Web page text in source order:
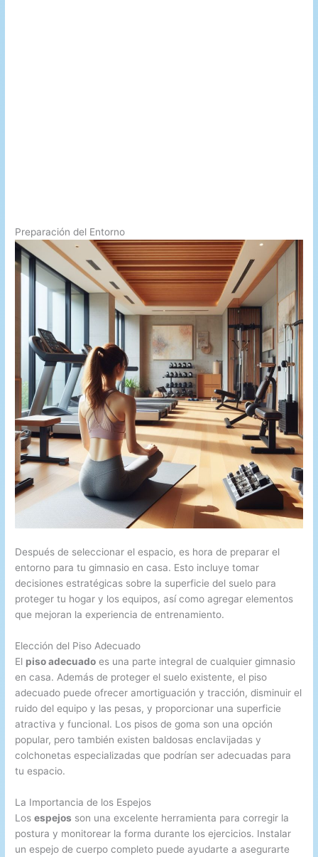
Preparación del Entorno
Después de seleccionar el espacio, es hora de preparar el
entorno para tu gimnasio en casa. Esto incluye tomar
decisiones estratégicas sobre la superficie del suelo para
proteger tu hogar y los equipos, así como agregar elementos
que mejoran la experiencia de entrenamiento.
Elección del Piso Adecuado
El piso adecuado es una parte integral de cualquier gimnasio
en casa. Además de proteger el suelo existente, el piso
adecuado puede ofrecer amortiguación y tracción, disminuir el
ruido del equipo y las pesas, y proporcionar una superficie
atractiva y funcional. Los pisos de goma son una opción
popular, pero también existen baldosas enclavijadas y
colchonetas especializadas que podrían ser adecuadas para
tu espacio.
La Importancia de los Espejos
Losespejos son una excelente herramienta para corregir la
postura y monitorear la forma durante los ejercicios. Instalar
un espejo de cuerpo completo puede ayudarte a asegurarte